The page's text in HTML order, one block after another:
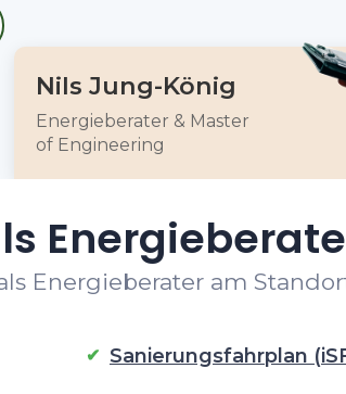
Nils Jung-König
Energieberater & Master
of Engineering
Energieberater am
Sanierungsfahrplan